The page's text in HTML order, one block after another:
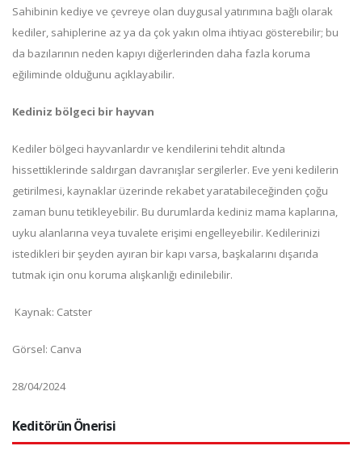
Sahibinin kediye ve çevreye olan duygusal yatırımına bağlı olarak
kediler, sahiplerine az ya da çok yakın olma ihtiyacı gösterebilir; bu
da bazılarının neden kapıyı diğerlerinden daha fazla koruma
eğiliminde olduğunu açıklayabilir.
Kediniz bölgeci bir hayvan
Kediler bölgeci hayvanlardır ve kendilerini tehdit altında
hissettiklerinde saldırgan davranışlar sergilerler. Eve yeni kedilerin
getirilmesi, kaynaklar üzerinde rekabet yaratabileceğinden çoğu
zaman bunu tetikleyebilir. Bu durumlarda kediniz mama kaplarına,
uyku alanlarına veya tuvalete erişimi engelleyebilir. Kedilerinizi
istedikleri bir şeyden ayıran bir kapı varsa, başkalarını dışarıda
tutmak için onu koruma alışkanlığı edinilebilir.
Kaynak: Catster
Görsel: Canva
28/04/2024
Keditörün Önerisi